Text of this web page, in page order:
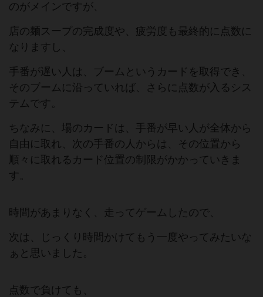
のがメインですが、
店の麺スープの完成度や、疲労度も最終的に点数に
なりますし、
手番が遅い人は、ブームというカードを取得でき、
そのブームに沿っていれば、さらに点数が入るシス
テムです。
ちなみに、場のカードは、手番が早い人が全体から
自由に取れ、次の手番の人からは、その位置から
順々に取れるカード位置の制限がかかっていきま
す。
時間があまりなく、走ってゲームしたので、
次は、じっくり時間かけてもう一度やってみたいな
ぁと思いました。
点数で負けても、